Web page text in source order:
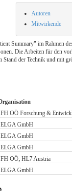
Autoren
Mitwirkende
Summary" im Rahmen
Die Arbeiten für den
Stand der Technik und mit
FH OÖ Forschung &
ELGA GmbH
ELGA GmbH
ELGA GmbH
FH OÖ, HL7 Austria
ELGA GmbH